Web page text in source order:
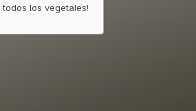
los vegetales!